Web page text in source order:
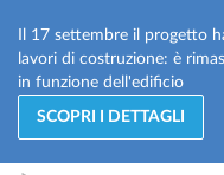
Il 17 settembre il progetto
lavori di costruzione: è
in funzione dell'edificio
SCOPRI I DETTAGLI